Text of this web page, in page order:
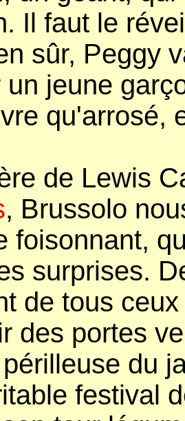
Il faut le
sûr, Peggy
jeune
qu'arrosé,
de Lewis
, Brussolo
foisonnant,
surprises.
de tous
des portes
du
festival